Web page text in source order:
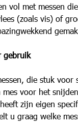
vol met messen
(zoals vis) of
gebruik
die stuk
voor het
zijn eigen
u graag welke